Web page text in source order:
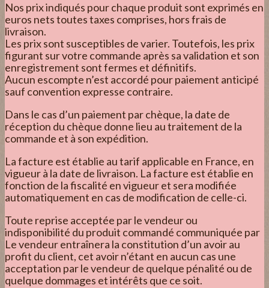
Nos prix indiqués pour chaque produit sont exprimés en
euros nets toutes taxes comprises, hors frais de
livraison.
Les prix sont susceptibles de varier. Toutefois, les prix
figurant sur votre commande après sa validation et son
enregistrement sont fermes et définitifs.
Aucun escompte n’est accordé pour paiement anticipé
sauf convention expresse contraire.
Dans le cas d’un paiement par chèque, la date de
réception du chèque donne lieu au traitement de la
commande et à son expédition.
La facture est établie au tarif applicable en France, en
vigueur à la date de livraison. La facture est établie en
fonction de la fiscalité en vigueur et sera modifiée
automatiquement en cas de modification de celle-ci.
Toute reprise acceptée par le vendeur ou
indisponibilité du produit commandé communiquée par
Le vendeur entraînera la constitution d’un avoir au
profit du client, cet avoir n’étant en aucun cas une
acceptation par le vendeur de quelque pénalité ou de
quelque dommages et intérêts que ce soit.